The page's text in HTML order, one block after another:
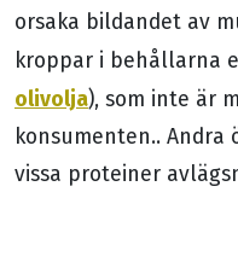
orsaka bildandet av
kroppar i behållarna
olivolja), som inte är
konsumenten.. Andra
vissa proteiner